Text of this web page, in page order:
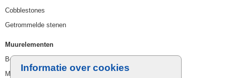
Informatie over cookies
Cobblestones
Getrommelde stenen
Muurelementen
Betonbielzen
Muurstenen